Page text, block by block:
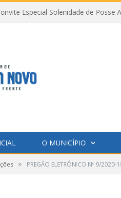
Especial Solenidade de Posse
O MUNICÍPIO
» PREGÃO ELETRÔNICO Nº 9/2020-